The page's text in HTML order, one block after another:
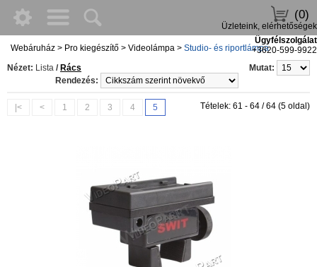
(0)
Üzleteink, elérhetőségek
Ügyfélszolgálat
+3620-599-9922
Webáruház > Pro kiegészítő > Videolámpa > Studio- és riportlámpa
Nézet: Lista / Rács
Mutat:
Rendezés:
|< < 1 2 3 4 5 Tételek: 61 - 64 / 64 (5 oldal)